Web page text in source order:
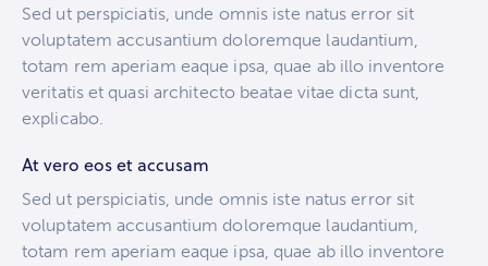
Sed ut perspiciatis, unde omnis iste natus error sit
voluptatem accusantium doloremque laudantium,
totam rem aperiam eaque ipsa, quae ab illo inventore
veritatis et quasi architecto beatae vitae dicta sunt,
explicabo.
At vero eos et accusam
Sed ut perspiciatis, unde omnis iste natus error sit
voluptatem accusantium doloremque laudantium,
totam rem aperiam eaque ipsa, quae ab illo inventore